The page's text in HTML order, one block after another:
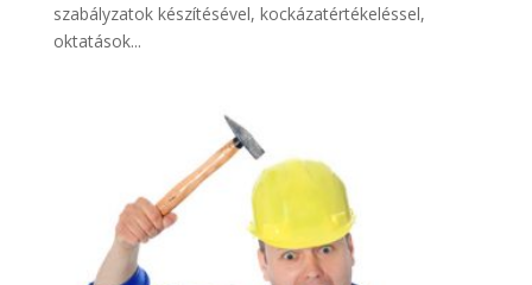
szabályzatok készítésével, kockázatértékeléssel,
oktatások...